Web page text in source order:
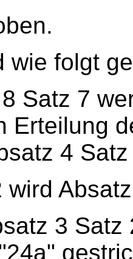
wie folgt
Satz 7
Erteilung
4
wird
3 Satz